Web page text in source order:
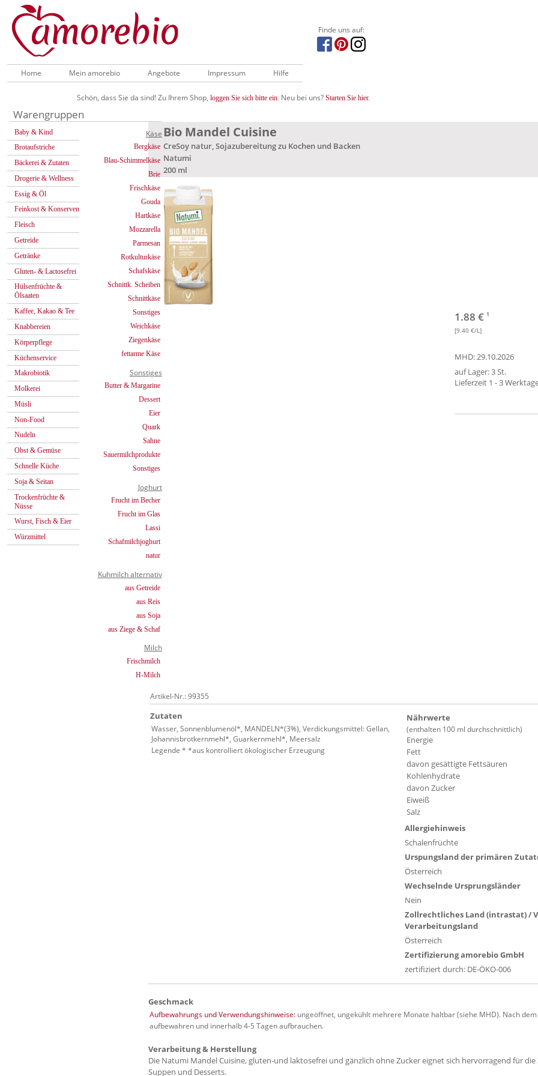
Finde uns auf:
Home Mein amorebio Angebote Impressum Hilfe
Schön, dass Sie da sind! Zu Ihrem Shop, loggen Sie sich bitte ein. Neu bei uns? Starten Sie hier.
Warengruppen
Baby & Kind
Brotaufstriche
Bäckerei & Zutaten
Drogerie & Wellness
Essig & Öl
Feinkost & Konserven
Fleisch
Getreide
Getränke
Gluten- & Lactosefrei
Hülsenfrüchte &
Ölsaaten
Kaffee, Kakao & Tee
Knabbereien
Körperpflege
Küchenservice
Makrobiotik
Molkerei
Müsli
Non-Food
Nudeln
Obst & Gemüse
Schnelle Küche
Soja & Seitan
Trockenfrüchte &
Nüsse
Wurst, Fisch & Eier
Würzmittel
Käse
Bergkäse
Blau-Schimmelkäse
Brie
Frischkäse
Gouda
Hartkäse
Mozzarella
Parmesan
Rotkulturkäse
Schafskäse
Schnittk. Scheiben
Schnittkäse
Sonstiges
Weichkäse
Ziegenkäse
fettarme Käse
Sonstiges
Butter & Margarine
Dessert
Eier
Quark
Sahne
Sauermilchprodukte
Sonstiges
Joghurt
Frucht im Becher
Frucht im Glas
Lassi
Schafmilchjoghurt
natur
Kuhmilch alternativ
aus Getreide
aus Reis
aus Soja
aus Ziege & Schaf
Milch
Frischmilch
H-Milch
Bio Mandel Cuisine
CreSoy natur, Sojazubereitung zu Kochen und Backen
Natumi
200 ml
1.88 € 1
[9.40 €/L]
MHD: 29.10.2026
auf Lager: 3 St.
Lieferzeit 1 - 3
Artikel-Nr.: 99355
Zutaten
Wasser, Sonnenblumenöl*, MANDELN*(3%), Verdickungsmittel: Gellan,
Johannisbrotkernmehl*, Guarkernmehl*, Meersalz
Legende * *aus kontrolliert ökologischer Erzeugung
Nährwerte
(enthalten 100 ml durchschnittlich)
Energie
Fett
davon gesättigte Fettsäuren
Kohlenhydrate
davon Zucker
Eiweiß
Salz
Allergiehinweis
Schalenfrüchte
Urspungsland der primären
Österreich
Wechselnde Ursprungsländer
Nein
Zollrechtliches Land (intrastat) /
Verarbeitungsland
Österreich
Zertifizierung amorebio GmbH
zertifiziert durch: DE-ÖKO-006
Geschmack
Aufbewahrungs und Verwendungshinweise: ungeöffnet, ungekühlt mehrere Monate haltbar (siehe MHD). Nach
aufbewahren und innerhalb 4-5 Tagen aufbrauchen.
Verarbeitung & Herstellung
Die Natumi Mandel Cuisine, gluten-und laktosefrei und gänzlich ohne Zucker eignet sich hervorragend für
Suppen und Desserts.